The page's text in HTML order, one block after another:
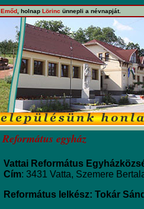
Emőd , holnap Lörinc ünnepli a névnapját.
Református egyház
Vattai Református
Cím: 3431 Vatta, Szemere
Református lelkész: Tokár